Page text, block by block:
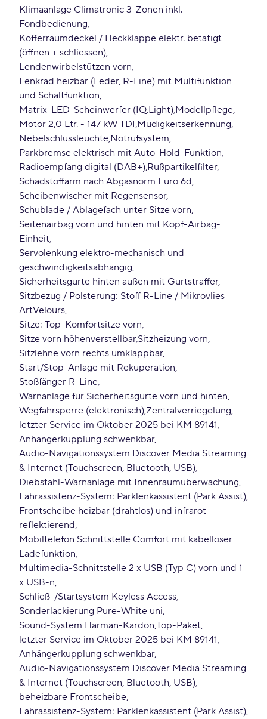
Klimaanlage Climatronic 3-Zonen inkl.
Fondbedienung
Kofferraumdeckel / Heckklappe elektr. betätigt
(öffnen + schliessen)
Lendenwirbelstützen vorn
Lenkrad heizbar (Leder, R-Line) mit Multifunktion
und Schaltfunktion
Matrix-LED-Scheinwerfer (IQ.Light) Modellpflege
Motor 2,0 Ltr. - 147 kW TDI Müdigkeitserkennung
Nebelschlussleuchte Notrufsystem
Parkbremse elektrisch mit Auto-Hold-Funktion
Radioempfang digital (DAB+) Rußpartikelfilter
Schadstoffarm nach Abgasnorm Euro 6d
Scheibenwischer mit Regensensor
Schublade / Ablagefach unter Sitze vorn
Seitenairbag vorn und hinten mit Kopf-Airbag-
Einheit
Servolenkung elektro-mechanisch und
geschwindigkeitsabhängig
Sicherheitsgurte hinten außen mit Gurtstraffer
Sitzbezug / Polsterung: Stoff R-Line / Mikrovlies
ArtVelours
Sitze: Top-Komfortsitze vorn
Sitze vorn höhenverstellbar Sitzheizung vorn
Sitzlehne vorn rechts umklappbar
Start/Stop-Anlage mit Rekuperation
Stoßfänger R-Line
Warnanlage für Sicherheitsgurte vorn und hinten
Wegfahrsperre (elektronisch)Zentralverriegelung
letzter Service im Oktober 2025 bei KM 89141
Anhängerkupplung schwenkbar
Audio-Navigationssystem Discover Media Streaming
& Internet (Touchscreen, Bluetooth, USB)
Diebstahl-Warnanlage mit Innenraumüberwachung
Fahrassistenz-System: Parklenkassistent (Park Assist)
Frontscheibe heizbar (drahtlos) und infrarot-
reflektierend
Mobiltelefon Schnittstelle Comfort mit kabelloser
Ladefunktion
Multimedia-Schnittstelle 2 x USB (Typ C) vorn und 1
x USB-n
Schließ-/Startsystem Keyless Access
Sonderlackierung Pure-White uni
Sound-System Harman-Kardon Top-Paket
letzter Service im Oktober 2025 bei KM 89141
Anhängerkupplung schwenkbar
Audio-Navigationssystem Discover Media Streaming
& Internet (Touchscreen, Bluetooth, USB)
beheizbare Frontscheibe
Fahrassistenz-System: Parklenkassistent (Park Assist)